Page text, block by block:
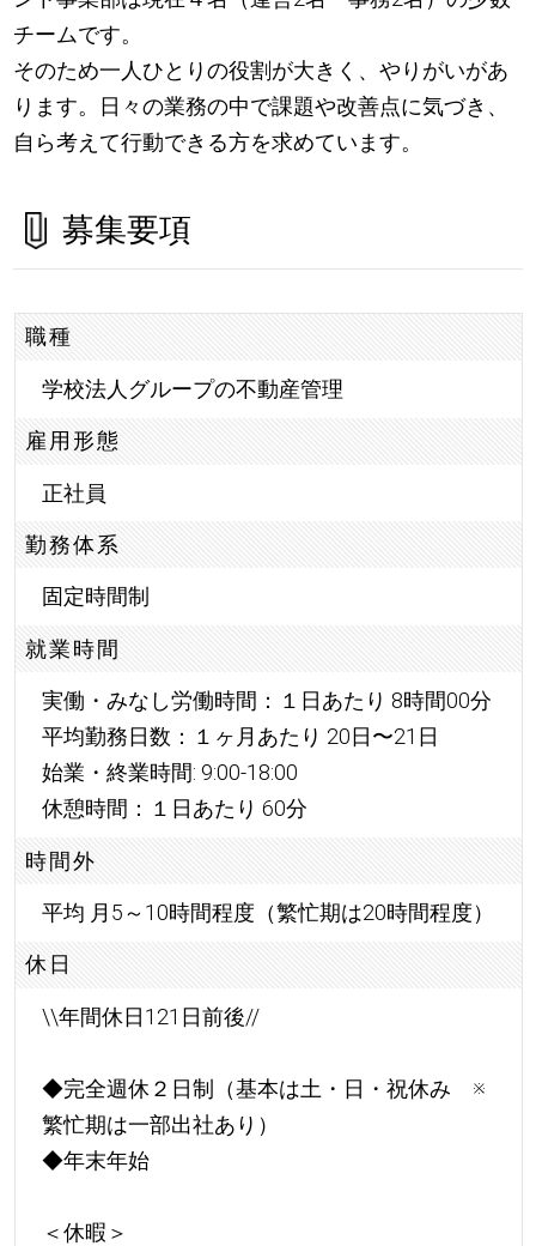
チームです。
そのため一人ひとりの役割が大きく、やりがいがあ
ります。日々の業務の中で課題や改善点に気づき、
自ら考えて行動できる方を求めています。
募集要項
職種
学校法人グループの不動産管理
雇用形態
正社員
勤務体系
固定時間制
就業時間
実働・みなし労働時間：１日あたり 8時間00分
平均勤務日数：１ヶ月あたり 20日〜21日
始業・終業時間: 9:00-18:00
休憩時間：１日あたり 60分
時間外
平均 月5～10時間程度（繁忙期は20時間程度）
休日
\\年間休日121日前後//
◆完全週休２日制（基本は土・日・祝休み ※
繁忙期は一部出社あり）
◆年末年始
＜休暇＞